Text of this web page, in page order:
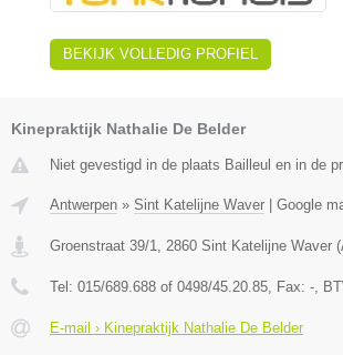
BEKIJK VOLLEDIG PROFIEL
Kinepraktijk Nathalie De Belder
Niet gevestigd in de plaats Bailleul en in de
Antwerpen » Sint Katelijne Waver Google
Groenstraat 39/1, 2860 Sint Katelijne Waver (
Tel: 015/689.688 of 0498/45.20.85, Fax: -,
E-mail › Kinepraktijk Nathalie De Belder